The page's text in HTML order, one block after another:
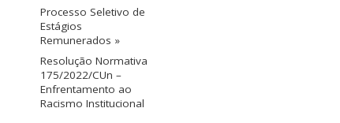
Processo Seletivo de
Estágios
Remunerados »
Resolução Normativa
175/2022/CUn –
Enfrentamento ao
Racismo Institucional